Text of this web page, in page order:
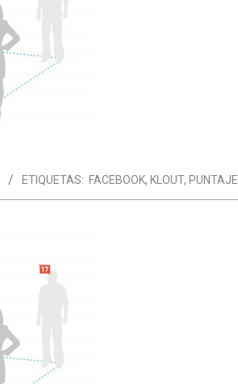
ETIQUETAS: FACEBOOK, KLOUT, PUNTAJE